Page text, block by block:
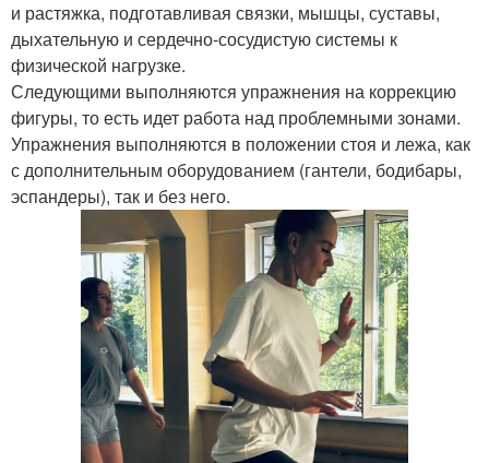
и растяжка, подготавливая связки, мышцы, суставы,
дыхательную и сердечно-сосудистую системы к
физической нагрузке.
Следующими выполняются упражнения на коррекцию
фигуры, то есть идет работа над проблемными зонами.
Упражнения выполняются в положении стоя и лежа, как
с дополнительным оборудованием (гантели, бодибары,
эспандеры), так и без него.